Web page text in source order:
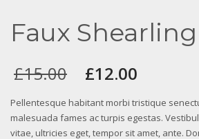
Faux
£15.00 O
preço
original
era:
£15.00.
£12.00
atual
é:
£12.00.
Pellentesque habitant morbi tristique
malesuada fames ac turpis egestas.
vitae, ultricies eget, tempor sit amet, ante.